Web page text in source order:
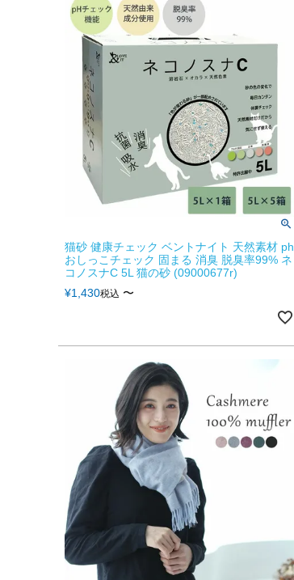
猫砂 健康チェック ベントナイト 天然素材 ph
おしっこチェック 固まる 消臭 脱臭率99% ネ
コノスナC 5L 猫の砂 (09000677r)
¥1,430税込 〜